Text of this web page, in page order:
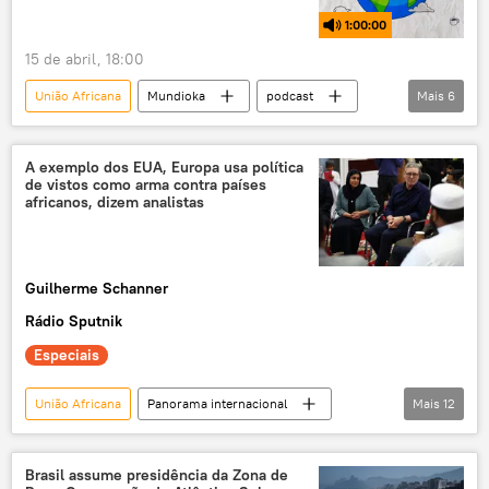
1:00:00
15 de abril, 18:00
União Africana Mundioka
podcast
Sociedade
Ocidente
Israel
Argentina
ONU África
Mais 6
A exemplo dos EUA, Europa usa política
de vistos como arma contra países
africanos, dizem analistas
Guilherme Schanner
Rádio Sputnik
Especiais
União Africana
Panorama internacional
Mundo
Ásia e Oceania
Namíbia
Angola
Reino Unido RDC
Mais 12
Brasil assume presidência da Zona de